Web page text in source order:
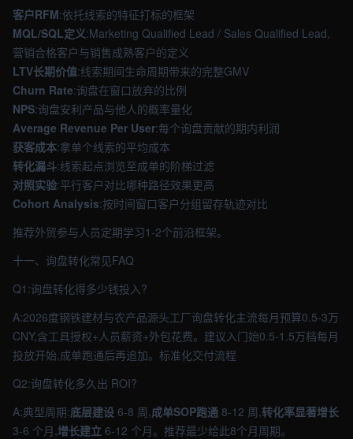
客户RFM:依托线索的特征打标的框架
MQL/SQL定义:Marketing Qualified Lead / Sales Qualified Lead,
营销合格客户与销售成熟客户的定义
LTV长期价值:线索期间生命周期带来的完整GMV
Churn Rate:询盘在窗口放弃的比例
NPS:询盘安利产品与他人的概率量化
Average Revenue Per User:每个询盘贡献的期内利润
获客成本:拿单个线索的平均成本
转化漏斗:线索起点浏览至成单的阶梯过滤
对照实验:平行客户对比哪种路径效果更高
Cohort Analysis:按时间窗口客户分组留存轨迹对比
推荐外贸参与人员定期学习1-2个前沿框架。
十一、询盘转化常见FAQ
Q1:询盘转化得多少钱投入?
A:2026度钢铁建材与农产品源头工厂询盘转化主流每月预算0.5-3万
CNY,含工具授权+人员薪资+外包花费。建议入门始0.5-1.5万档每月
投放开始,成单跑通后再追加。标准化交付流程
Q2:询盘转化多久出 ROI?
A:典型周期:底层建设 6-8 周,成单SOP跑通 8-12 周,转化率显著增长
3-6 个月,增长建立 6-12 个月。推荐最少给此8个月周期。